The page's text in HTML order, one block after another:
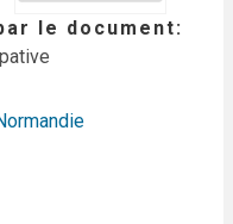
le document